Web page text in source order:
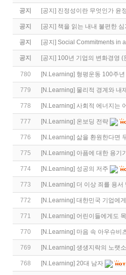
공지 [공지 ] 진정성이란 무엇인가 윤
공지 [공지 ] 책을 읽는 내내 불편한
공지 [공지 ] Social Commitments in
공지 [공지 ] 100년 기업의 변화경영
780 [N.Learning] 형평운동 100주
779 [N.Learning] 물리적 경계와 내
778 [N.Learning] 사회적 에너지는
777 [N.Learning] 온보딩 전략
776 [N.Learning] 삶을 환원한다면
775 [N.Learning] 아픔에 대한 용기
774 [N.Learning] 성공의 저주
773 [N.Learning] 더 이상 죄를 용서
772 [N.Learning] 대한민국 기업에
771 [N.Learning] 어린이들에게도
770 [N.Learning] 마음 속 아우슈비
769 [N.Learning] 생생지락의 노랫
768 [N.Learning] 20대 남자